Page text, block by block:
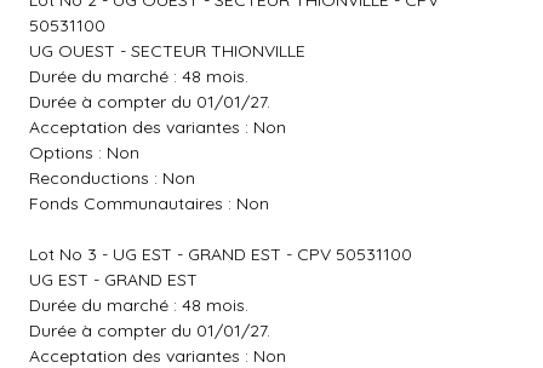
50531100
UG OUEST - SECTEUR THIONVILLE
Durée du marché : 48 mois.
Durée à compter du 01/01/27.
Acceptation des variantes : Non
Options : Non
Reconductions : Non
Fonds Communautaires : Non
Lot No 3 - UG EST - GRAND EST - CPV 50531100
UG EST - GRAND EST
Durée du marché : 48 mois.
Durée à compter du 01/01/27.
Acceptation des variantes : Non